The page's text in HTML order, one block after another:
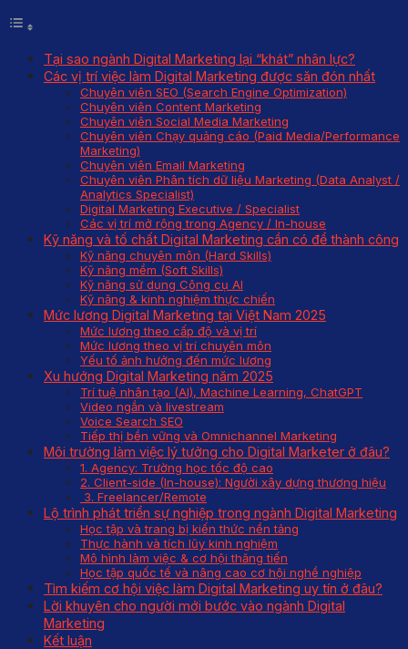
Tại sao ngành Digital Marketing lại “khát” nhân lực?
Các vị trí việc làm Digital Marketing được săn đón nhất
Chuyên viên SEO (Search Engine Optimization)
Chuyên viên Content Marketing
Chuyên viên Social Media Marketing
Chuyên viên Chạy quảng cáo (Paid Media/Performance
Marketing)
Chuyên viên Email Marketing
Chuyên viên Phân tích dữ liệu Marketing (Data Analyst /
Analytics Specialist)
Digital Marketing Executive / Specialist
Các vị trí mở rộng trong Agency / In-house
Kỹ năng và tố chất Digital Marketing cần có để thành công
Kỹ năng chuyên môn (Hard Skills)
Kỹ năng mềm (Soft Skills)
Kỹ năng sử dụng Công cụ AI
Kỹ năng & kinh nghiệm thực chiến
Mức lương Digital Marketing tại Việt Nam 2025
Mức lương theo cấp độ và vị trí
Mức lương theo vị trí chuyên môn
Yếu tố ảnh hưởng đến mức lương
Xu hướng Digital Marketing năm 2025
Trí tuệ nhân tạo (AI), Machine Learning, ChatGPT
Video ngắn và livestream
Voice Search SEO
Tiếp thị bền vững và Omnichannel Marketing
Môi trường làm việc lý tưởng cho Digital Marketer ở đâu?
1. Agency: Trường học tốc độ cao
2. Client-side (In-house): Người xây dựng thương hiệu
3. Freelancer/Remote
Lộ trình phát triển sự nghiệp trong ngành Digital Marketing
Học tập và trang bị kiến thức nền tảng
Thực hành và tích lũy kinh nghiệm
Mô hình làm việc & cơ hội thăng tiến
Học tập quốc tế và nâng cao cơ hội nghề nghiệp
Tìm kiếm cơ hội việc làm Digital Marketing uy tín ở đâu?
Lời khuyên cho người mới bước vào ngành Digital
Marketing
Kết luận